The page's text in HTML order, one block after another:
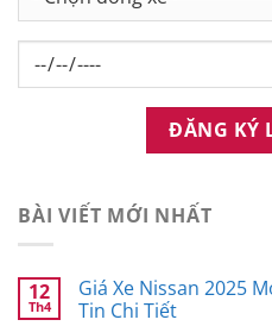
BÀI VIẾT MỚI NHẤT
12
Th4
Giá Xe Nissan 2025
Tin Chi Tiết